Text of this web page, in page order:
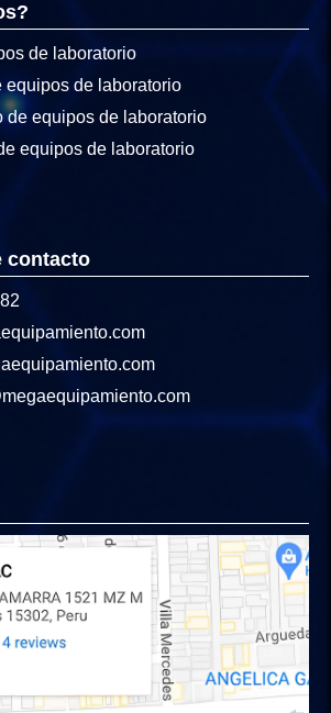
de laboratorio
equipos de laboratorio
de equipos de laboratorio
equipos de laboratorio
contacto